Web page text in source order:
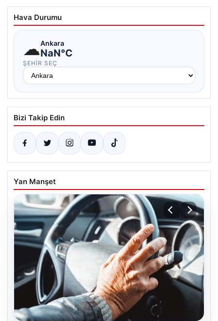
Hava Durumu
☁Ankara
NaN°C
ŞEHIR SEÇ
Bizi Takip Edin
Yan Manşet